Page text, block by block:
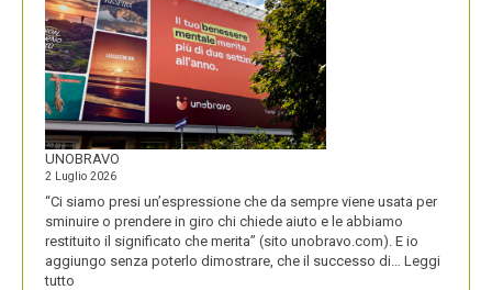
UNOBRAVO
2 Luglio 2026
“Ci siamo presi un’espressione che da sempre viene usata per
sminuire o prendere in giro chi chiede aiuto e le abbiamo
restituito il significato che merita” (sito unobravo.com). E io
aggiungo senza poterlo dimostrare, che il successo di… Leggi
tutto